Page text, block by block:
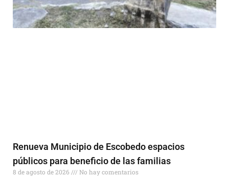
Renueva Municipio de Escobedo espacios
públicos para beneficio de las familias
8 de agosto de 2026 No hay comentarios